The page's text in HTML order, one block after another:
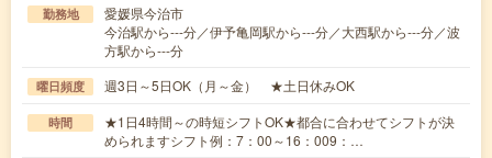
勤務地
愛媛県今治市
今治駅から---分／伊予亀岡駅から---分／大西駅から---分／波
方駅から---分
曜日頻度 週3日～5日OK（月～金） ★土日休みOK
時間
★1日4時間～の時短シフトOK★都合に合わせてシフトが決
められますシフト例：7：00～16：009：…